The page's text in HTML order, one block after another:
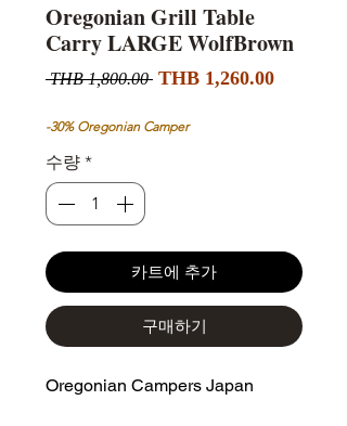
Oregonian Grill Table
Carry LARGE WolfBrown
THB 1,800.00 일
가
THB 1,260.00할
-30% Oregonian Camper
수량 *
카트에 추가
구매하기
Oregonian Campers Japan